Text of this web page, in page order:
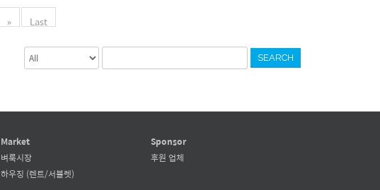
» Last
SEARCH
Market
벼룩시장
하우징 (렌트/서블렛)
Sponsor
후원 업체